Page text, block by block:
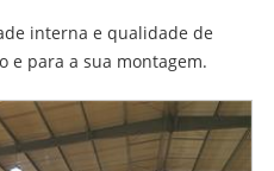
interna e qualidade de
e para a sua montagem.